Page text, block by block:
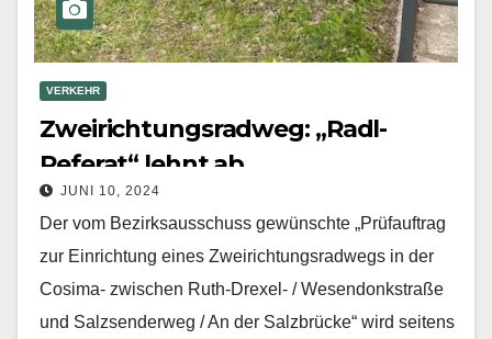
VERKEHR
Zweirichtungsradweg: „Radl-
Referat“ lehnt ab
JUNI 10, 2024
Der vom Bezirksausschuss gewünschte „Prüfauftrag
zur Einrichtung eines Zweirichtungsradwegs in der
Cosima- zwischen Ruth-Drexel- / Wesendonkstraße
und Salzsenderweg / An der Salzbrücke“ wird seitens